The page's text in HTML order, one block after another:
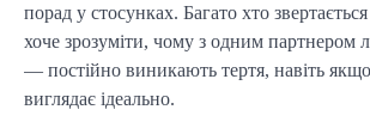
порад у стосунках. Багато хто
хоче зрозуміти, чому з одним партнером
— постійно виникають тертя, навіть якщо
виглядає ідеально.